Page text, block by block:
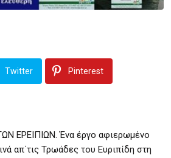
Twitter Pinterest
ΕΡΕΙΠΙΩΝ. Ένα έργο αφιερωμένο
απ΄τις Τρωάδες του Ευριπίδη στη